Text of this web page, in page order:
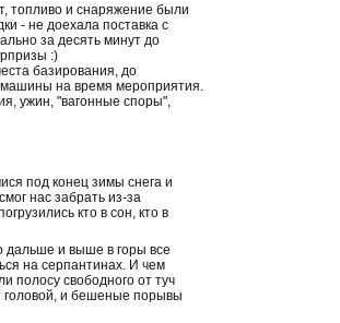
топливо и снаряжение были
- не доехала поставка с
за десять минут до
:)
базирования, до
машины на время мероприятия.
ужин, "вагонные споры",
под конец зимы снега и
нас забрать из-за
кто в сон, кто в
дальше и выше в горы все
на серпантинах. И чем
полосу свободного от туч
головой, и бешеные порывы